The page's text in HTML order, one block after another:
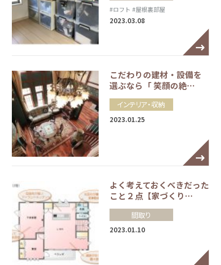
#ロフト #屋根裏部屋
2023.03.08
こだわりの建材・設備を
選ぶなら「 笑顔の絶…
インテリア・収納
2023.01.25
よく考えておくべきだった
こと２点【家づくり…
間取り
2023.01.10